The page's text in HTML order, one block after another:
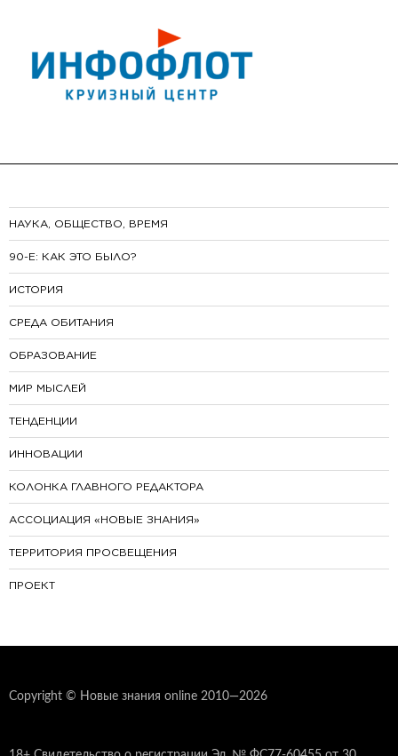
НАУКА, ОБЩЕСТВО, ВРЕМЯ
90-E: КАК ЭТО БЫЛО?
ИСТОРИЯ
СРЕДА ОБИТАНИЯ
ОБРАЗОВАНИЕ
МИР МЫСЛЕЙ
ТЕНДЕНЦИИ
ИННОВАЦИИ
КОЛОНКА ГЛАВНОГО РЕДАКТОРА
АССОЦИАЦИЯ «НОВЫЕ ЗНАНИЯ»
ТЕРРИТОРИЯ ПРОСВЕЩЕНИЯ
ПРОЕКТ
Copyright © Новые знания online 2010—2026